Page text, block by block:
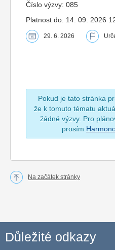
Číslo výzvy: 085
Platnost do: 14. 09. 2026
29. 6. 2026
Pokud je tato stránka
že k tomuto tématu
žádné výzvy. Pro
prosím
Na začátek stránky
Důležité odkazy